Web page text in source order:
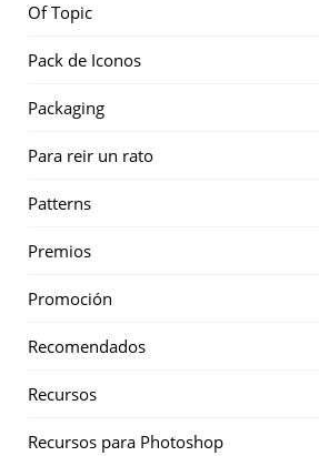
Of Topic
Pack de Iconos
Packaging
Para reir un rato
Patterns
Premios
Promoción
Recomendados
Recursos
Recursos para Photoshop